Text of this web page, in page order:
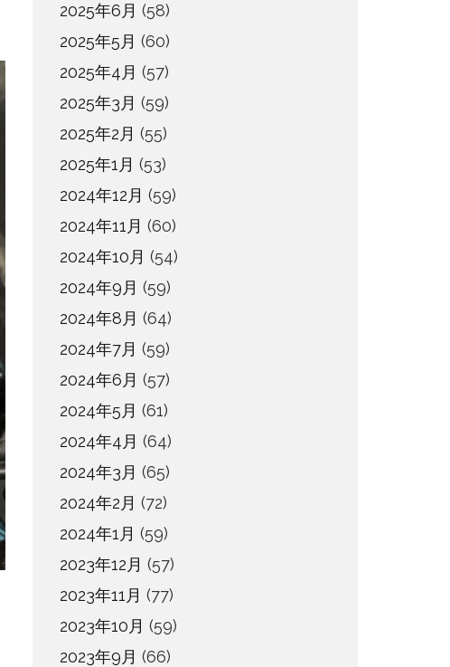
2025年6月 (58)
2025年5月 (60)
2025年4月 (57)
2025年3月 (59)
2025年2月 (55)
2025年1月 (53)
2024年12月 (59)
2024年11月 (60)
2024年10月 (54)
2024年9月 (59)
2024年8月 (64)
2024年7月 (59)
2024年6月 (57)
2024年5月 (61)
2024年4月 (64)
2024年3月 (65)
2024年2月 (72)
2024年1月 (59)
2023年12月 (57)
2023年11月 (77)
2023年10月 (59)
2023年9月 (66)